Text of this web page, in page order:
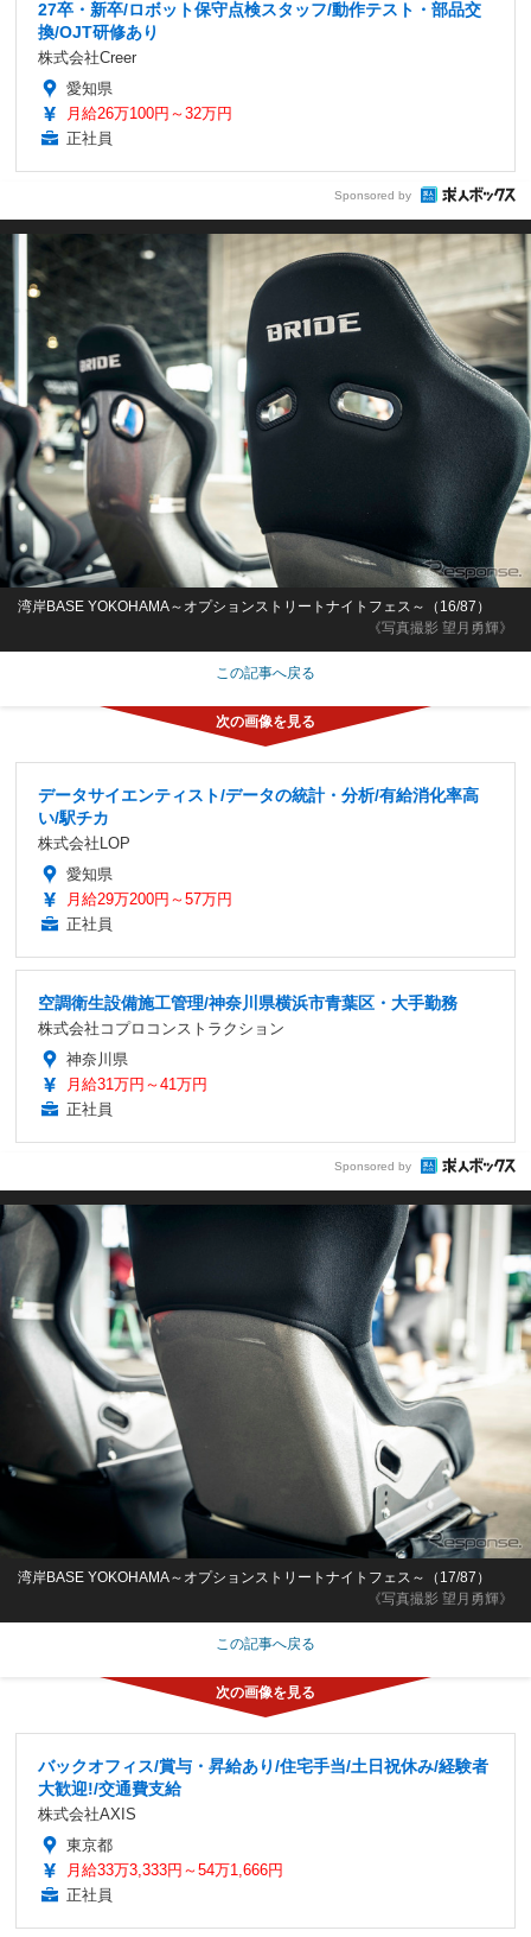
27卒・新卒/ロボット保守点検スタッフ/動作テスト・部品交
換/OJT研修あり
株式会社Creer
愛知県
月給26万100円～32万円
正社員
Sponsored by
《写真撮影 望月勇輝》
湾岸BASE YOKOHAMA～オプションストリートナイトフェス～（16/87）
この記事へ戻る
データサイエンティスト/データの統計・分析/有給消化率高
い/駅チカ
株式会社LOP
愛知県
月給29万200円～57万円
正社員
空調衛生設備施工管理/神奈川県横浜市青葉区・大手勤務
株式会社コプロコンストラクション
神奈川県
月給31万円～41万円
正社員
Sponsored by
《写真撮影 望月勇輝》
湾岸BASE YOKOHAMA～オプションストリートナイトフェス～（17/87）
この記事へ戻る
バックオフィス/賞与・昇給あり/住宅手当/土日祝休み/経験者
大歓迎!/交通費支給
株式会社AXIS
東京都
月給33万3,333円～54万1,666円
正社員